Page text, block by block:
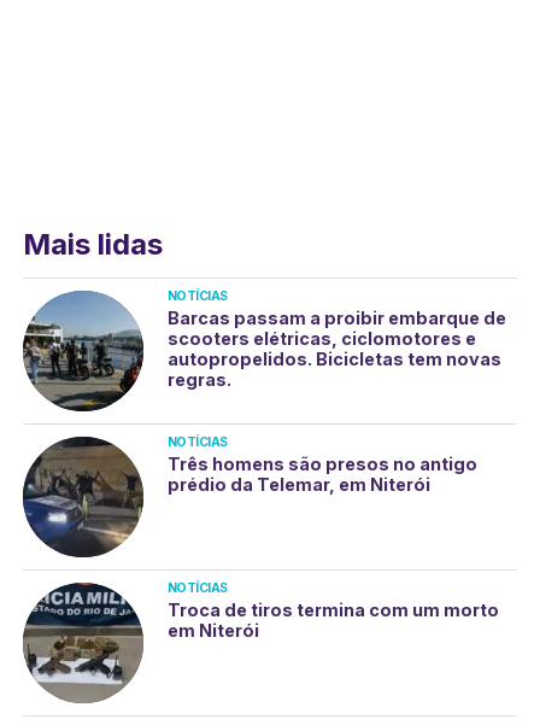
Mais lidas
NOTÍCIAS
Barcas passam a proibir embarque de
scooters elétricas, ciclomotores e
autopropelidos. Bicicletas tem novas
regras.
NOTÍCIAS
Três homens são presos no antigo
prédio da Telemar, em Niterói
NOTÍCIAS
Troca de tiros termina com um morto
em Niterói